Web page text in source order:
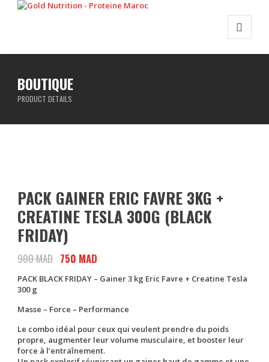
BOUTIQUE
PRODUCT DETAILS
PACK GAINER ERIC FAVRE 3KG +
CREATINE TESLA 300G (BLACK
FRIDAY)
900MAD Le
initial
900 MAD.
750 MAD
actuel
750 MAD.
PACK BLACK FRIDAY – Gainer 3 kg Eric Favre + Creatine Tesla
300 g
Masse – Force – Performance
Le combo idéal pour ceux qui veulent prendre du poids
propre, augmenter leur volume musculaire, et booster leur
force à l’entraînement.